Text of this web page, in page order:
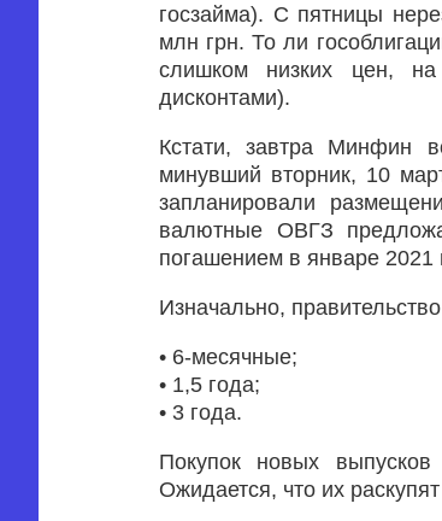
госзайма). С пятницы
млн грн. То ли
слишком низких цен,
дисконтами).
Кстати, завтра Минфин
минувший вторник, 10
запланировали
валютные ОВГЗ
погашением в январе 2021
Изначально,
• 6-месячные;
• 1,5 года;
• 3 года.
Покупок новых
Ожидается, что их